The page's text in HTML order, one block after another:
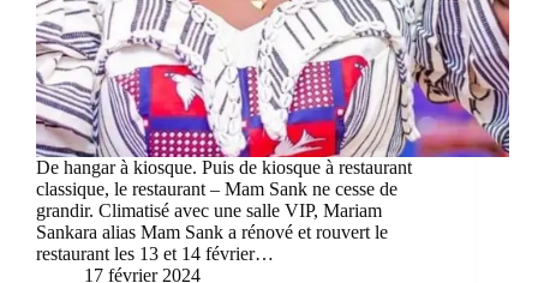
De hangar à kiosque. Puis de kiosque à restaurant
classique, le restaurant – Mam Sank ne cesse de
grandir. Climatisé avec une salle VIP, Mariam
Sankara alias Mam Sank a rénové et rouvert le
restaurant les 13 et 14 février…
17 février 2024